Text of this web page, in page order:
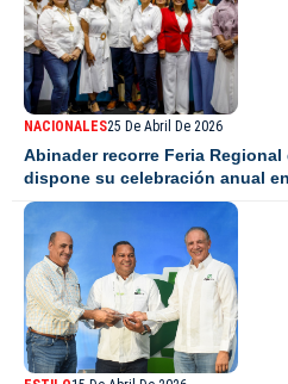
NACIONALES25 De Abril De 2026
Abinader recorre Feria
dispone su celebración anual